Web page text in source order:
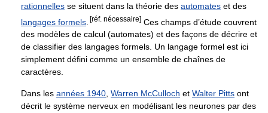
rationnelles se situent dans la théorie des automates et des
langages formels [réf. nécessaire] Ces champs d’étude couvrent
des modèles de calcul (automates) et des façons de décrire et
de classifier des langages formels. Un langage formel est ici
simplement défini comme un ensemble de chaînes de
caractères.
Dans les années 1940, Warren McCulloch et Walter Pitts ont
décrit le système nerveux en modélisant les neurones par des